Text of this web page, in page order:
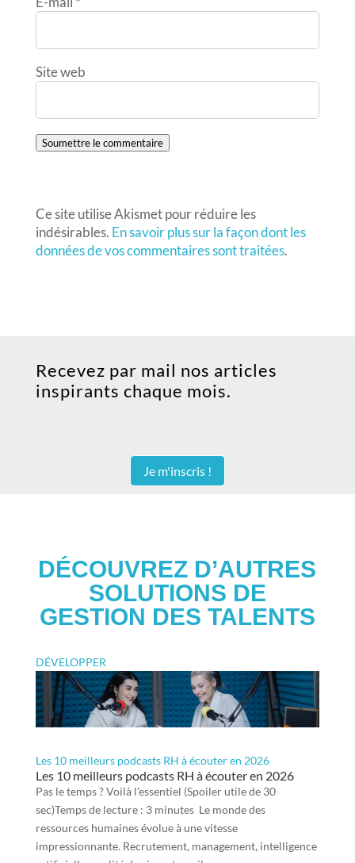
Site web
Soumettre le commentaire
Ce site utilise Akismet pour réduire les
indésirables. En savoir plus sur la façon dont les
données de vos commentaires sont traitées.
Recevez par mail nos articles
inspirants chaque mois.
Je m'inscris !
DÉCOUVREZ D’AUTRES
SOLUTIONS DE
GESTION DES TALENTS
DÉVELOPPER
Les 10 meilleurs podcasts RH à écouter en 2026
Les 10 meilleurs podcasts RH à écouter en 2026
Pas le temps ? Voilà l’essentiel (Spoiler utile de 30
sec)Temps de lecture : 3 minutes Le monde des
ressources humaines évolue à une vitesse
impressionnante. Recrutement, management, intelligence